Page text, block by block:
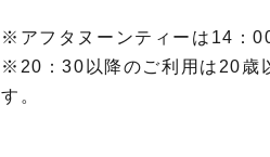
※アフタヌーンティーは14：
※20：30以降のご利用は20歳
す。